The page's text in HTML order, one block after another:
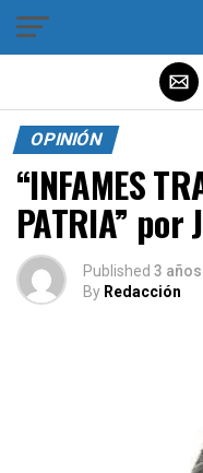
OPINIÓN
“INFAMES
PATRIA”
Published 3
By Redacción
Salir